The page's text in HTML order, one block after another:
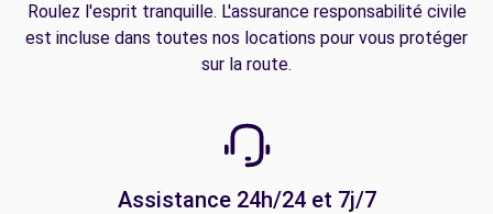
Roulez l'esprit tranquille. L'assurance responsabilité civile
est incluse dans toutes nos locations pour vous protéger
sur la route.
Assistance 24h/24 et 7j/7